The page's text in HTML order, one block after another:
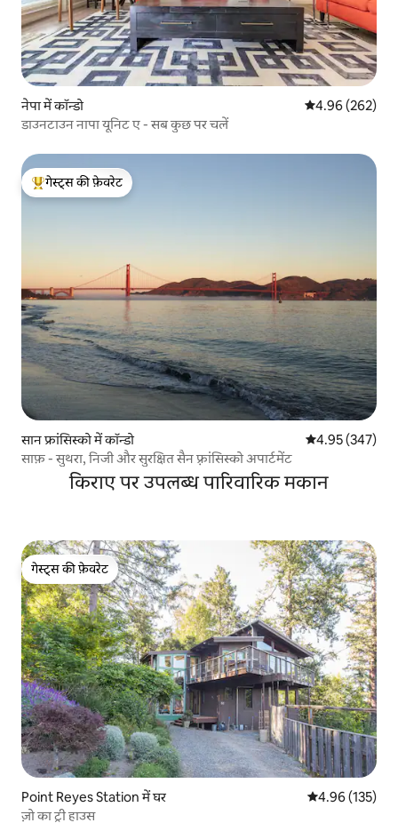
नेपा में कॉन्डो औसत रेटिंग 5 में से
4.96 (262)
डाउनटाउन नापा यूनिट ए - सब कुछ पर चलें
गेस्ट्स का टॉप फ़ेवरेट
गेस्ट्स की फ़ेवरेट
सान फ्रांसिस्को में कॉन्डो औसत रेटिंग 5 में से
4.95 (347)
साफ़ - सुथरा, निजी और सुरक्षित सैन फ़्रांसिस्को अपार्टमेंट
किराए पर उपलब्ध पारिवारिक मकान
गेस्ट्स की फ़ेवरेट
गेस्ट्स की फ़ेवरेट
Point Reyes Station में घर औसत रेटिंग 5 में से
4.96 (135)
ज़ो का ट्री हाउस